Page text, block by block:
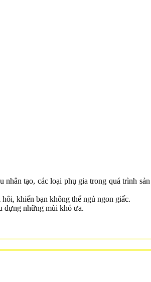
tạo, các loại phụ gia trong quá trình
khiến bạn không thể ngủ ngon giấc.
đựng những mùi khó ưa.